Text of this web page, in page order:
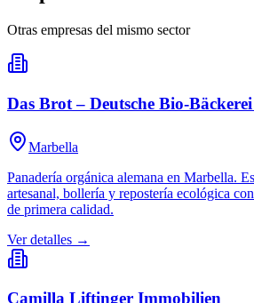
Otras empresas del mismo sector
Das Brot – Deutsche Bio-
Marbella
Panadería orgánica alemana en Marbella.
artesanal, bollería y repostería ecológica
de primera calidad.
Ver detalles →
Camilla Liftinger Immobilien